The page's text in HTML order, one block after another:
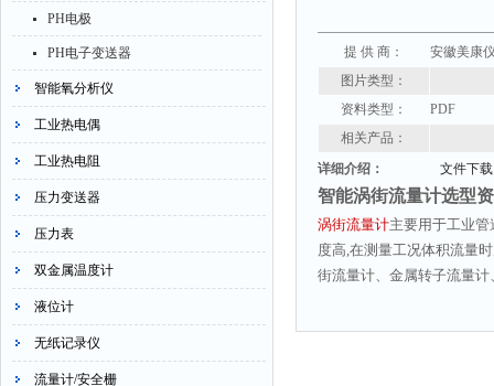
PH电极
PH电子变送器
智能氧分析仪
工业热电偶
工业热电阻
压力变送器
压力表
双金属温度计
液位计
无纸记录仪
流量计/安全栅
提 供 商：
安徽美康
图片类型：
资料类型：
PDF
相关产品：
详细介绍：
文件下载
智能涡街流量计选型
涡街流量计主要用于工业
度高,在测量工况体积流量
街流量计、金属转子流量